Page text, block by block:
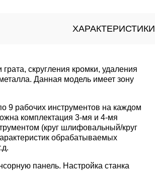
ХАРАКТЕРИСТИКИ
скругления кромки, удаления
Данная модель имеет зону
9 рабочих инструментов на каждом
комплектация 3-мя и 4-мя
(круг шлифовальный/круг
обрабатываемых
панель. Настройка станка